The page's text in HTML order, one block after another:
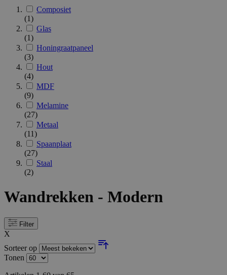
Composiet
(1)
Glas
(1)
Honingraatpaneel
(3)
Hout
(4)
MDF
(9)
Melamine
(27)
Metaal
(11)
Spaanplaat
(27)
Staal
(2)
Wandrekken - Modern
Filter
X
Sorteer op
Tonen